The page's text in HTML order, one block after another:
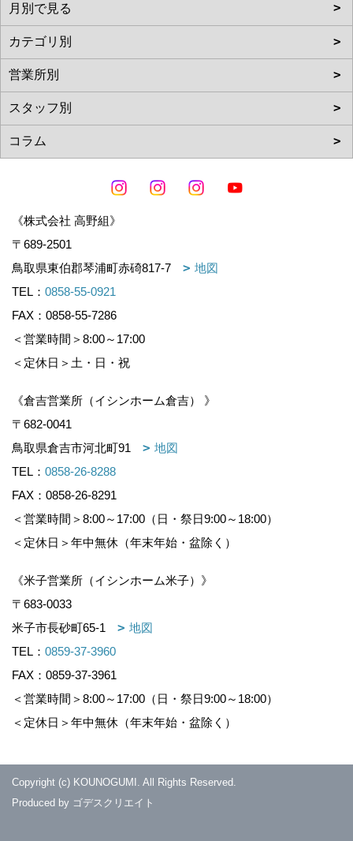
《株式会社 高野組》
〒689-2501
鳥取県東伯郡琴浦町赤碕817-7
地図
TEL： 0858-55-0921
FAX：0858-55-7286
＜営業時間＞8:00～17:00
＜定休日＞土・日・祝
《倉吉営業所（イシンホーム倉吉） 》
〒682-0041
鳥取県倉吉市河北町91
地図
TEL： 0858-26-8288
FAX：0858-26-8291
＜営業時間＞8:00～17:00（日・祭日9:00～18:00）
＜定休日＞年中無休（年末年始・盆除く）
《米子営業所（イシンホーム米子）》
〒683-0033
米子市長砂町65-1
地図
TEL： 0859-37-3960
FAX：0859-37-3961
＜営業時間＞8:00～17:00（日・祭日9:00～18:00）
＜定休日＞年中無休（年末年始・盆除く）
Copyright (c) KOUNOGUMI. All Rights Reserved.
Produced by ゴデスクリエイト